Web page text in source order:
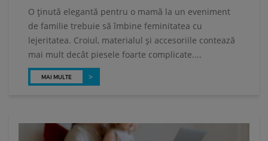
O ținută elegantă pentru o mamă la un eveniment
de familie trebuie să îmbine feminitatea cu
lejeritatea. Croiul, materialul și accesoriile contează
mai mult decât piesele foarte complicate....
MAI MULTE